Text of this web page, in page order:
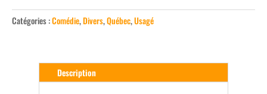
Catégories :Comédie,Divers,Québec,Usagé
Description